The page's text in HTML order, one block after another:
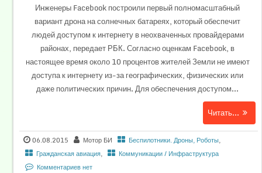
Инженеры Facebook построили первый полномасштабный
вариант дрона на солнечных батареях, который обеспечит
людей доступом к интернету в неохваченных провайдерами
районах, передает РБК. Согласно оценкам Facebook, в
настоящее время около 10 процентов жителей Земли не имеют
доступа к интернету из-за географических, физических или
даже политических причин. Для обеспечения доступом...
Читать...
06.08.2015 Мотор БИ Беспилотники. Дроны, Роботы,
Гражданская авиация,
Коммуникации / Инфраструктура
Комментариев нет